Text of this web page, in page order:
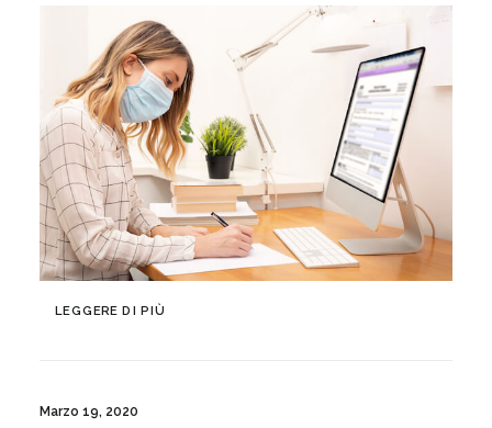
LEGGERE DI PIÙ
Marzo 19, 2020